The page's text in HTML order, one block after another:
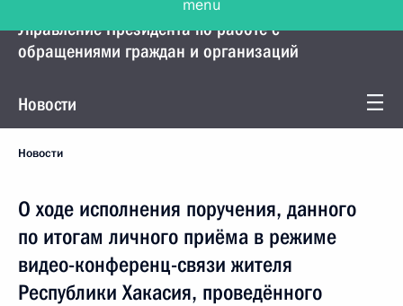
Управление Президента по работе с
обращениями граждан и организаций
Новости
Новости
О ходе исполнения поручения, данного
по итогам личного приёма в режиме
видео-конференц-связи жителя
Республики Хакасия, проведённого